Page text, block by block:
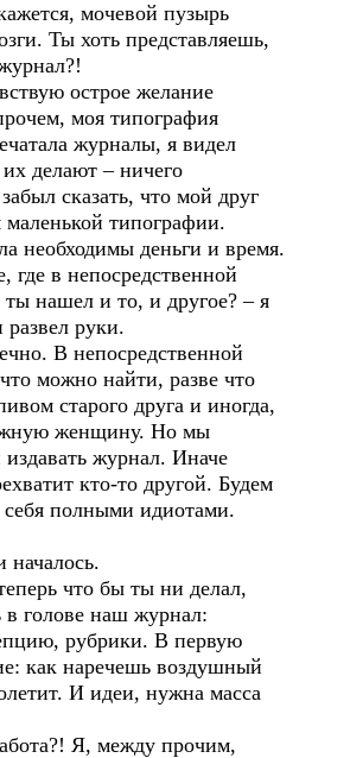
мочевой пузырь
Ты хоть представляешь,
острое желание
моя типография
журналы, я видел
делают – ничего
сказать, что мой друг
типографии.
необходимы деньги и время.
где в непосредственной
ты нашел и то, и другое? – я
развел руки.
В непосредственной
можно найти, разве что
старого друга и иногда,
женщину. Но мы
журнал. Иначе
кто-то другой. Будем
себя полными идиотами.
что бы ты ни делал,
в голове наш журнал:
рубрики. В первую
как наречешь воздушный
И идеи, нужна масса
Я, между прочим,